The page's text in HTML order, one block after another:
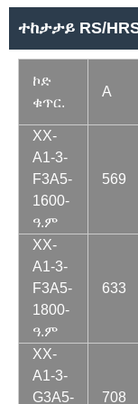
ተከታታይ RS/
ኮድ
ቁጥር.
A
XX-
A1-3-
F3A5-
1600-
ዓ.ም
569
XX-
A1-3-
F3A5-
1800-
ዓ.ም
633
XX-
A1-3-
G3A5-
708